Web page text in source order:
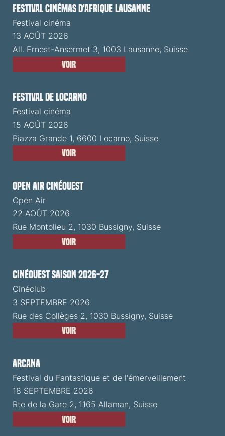
Festival cinémas d'Afrique Lausanne
Festival cinéma
13 AOÛT 2026
All. Ernest-Ansermet 3, 1003 Lausanne, Suisse
Voir
Festival de Locarno
Festival cinéma
15 AOÛT 2026
Piazza Grande 1, 6600 Locarno, Suisse
Voir
Open Air CinéOuest
Open Air
22 AOÛT 2026
Rue Montolieu 2, 1030 Bussigny, Suisse
Voir
CinéOuest Saison 2026-27
Cinéclub
3 SEPTEMBRE 2026
Rue des Collèges 2, 1030 Bussigny, Suisse
Voir
ARCANA
Festival du Fantastique et de l'émerveillement
18 SEPTEMBRE 2026
Rte de la Gare 2, 1165 Allaman, Suisse
Voir